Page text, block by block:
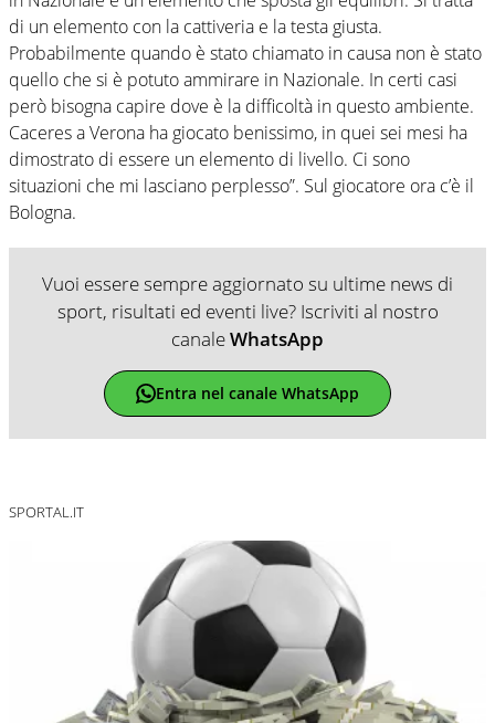
di un elemento con la cattiveria e la testa giusta.
Probabilmente quando è stato chiamato in causa non è stato
quello che si è potuto ammirare in Nazionale. In certi casi
però bisogna capire dove è la difficoltà in questo ambiente.
Caceres a Verona ha giocato benissimo, in quei sei mesi ha
dimostrato di essere un elemento di livello. Ci sono
situazioni che mi lasciano perplesso”. Sul giocatore ora c’è il
Bologna.
Vuoi essere sempre aggiornato su ultime news di
sport, risultati ed eventi live? Iscriviti al nostro
canaleWhatsApp
Entra nel canale WhatsApp
SPORTAL.IT